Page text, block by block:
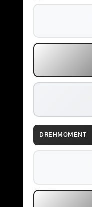
DREHMOMENT